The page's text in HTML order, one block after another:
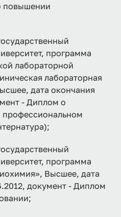
повышении
программа
лабораторной
лабораторная
дата окончания
- Диплом о
профессиональном
программа
Высшее, дата
документ - Диплом